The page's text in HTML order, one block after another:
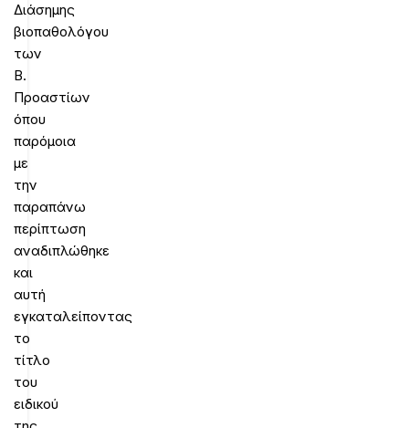
Διάσημης
βιοπαθολόγου
των
Β.
Προαστίων
όπου
παρόμοια
με
την
παραπάνω
περίπτωση
αναδιπλώθηκε
και
αυτή
εγκαταλείποντας
το
τίτλο
του
ειδικού